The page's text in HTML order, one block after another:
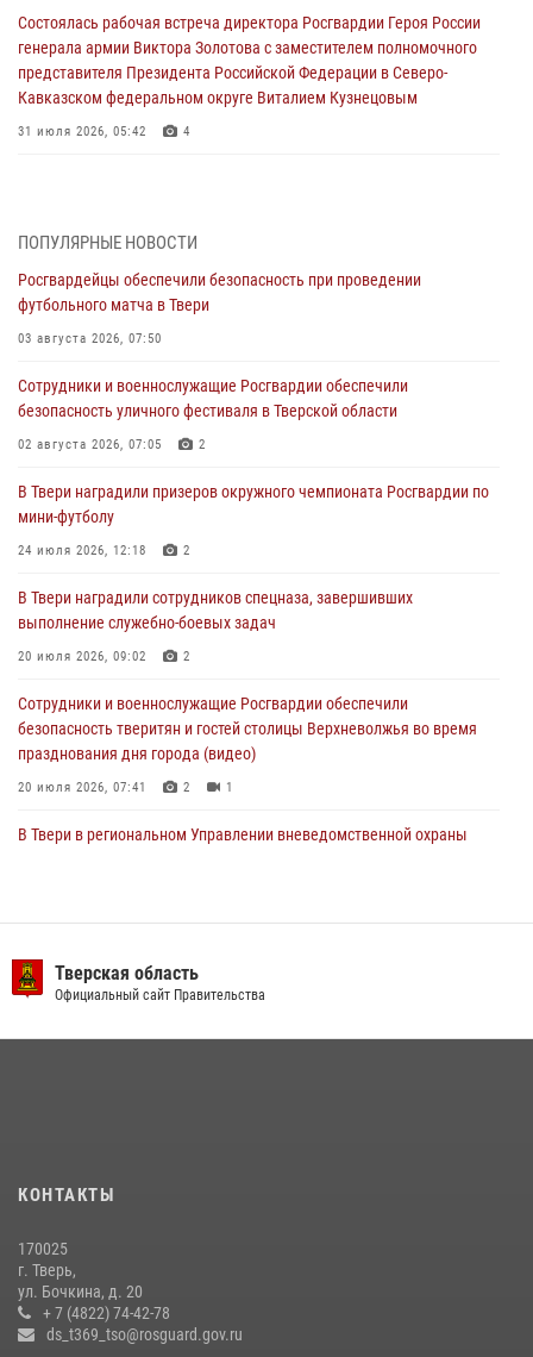
Состоялась рабочая встреча директора Росгвардии Героя России
генерала армии Виктора Золотова с заместителем полномочного
представителя Президента Российской Федерации в Северо-
Кавказском федеральном округе Виталием Кузнецовым
31 июля 2026, 05:42 4
28 июля 2026, 11:30 2
Сотрудники вневедомственной охраны совершили 250 выездов и
пресекли 20 правонарушений за неделю в Тверской области
27 июля 2026, 08:29
В Твери наградили призеров окружного чемпионата Росгвардии по
мини-футболу
24 июля 2026, 12:18 2
Росгвардейцы оказали помощь водителю на дороге в городе Кашин
22 июля 2026, 08:35
Представители Росгвардии провели спортивно — патриотическое
мероприятие для воспитанников летнего лагеря в Тверской области
(видео)
ПОПУЛЯРНЫЕ НОВОСТИ
Росгвардейцы обеспечили безопасность при проведении
футбольного матча в Твери
03 августа 2026, 07:50
Сотрудники и военнослужащие Росгвардии обеспечили
безопасность уличного фестиваля в Тверской области
02 августа 2026, 07:05 2
В Твери наградили призеров окружного чемпионата Росгвардии по
мини-футболу
24 июля 2026, 12:18 2
В Твери наградили сотрудников спецназа, завершивших
выполнение служебно-боевых задач
20 июля 2026, 09:02 2
Сотрудники и военнослужащие Росгвардии обеспечили
безопасность тверитян и гостей столицы Верхневолжья во время
празднования дня города (видео)
20 июля 2026, 07:41 2 1
В Твери в региональном Управлении вневедомственной охраны
10 июля 2026, 08:44 1
(видео)
В Тверской области Росгвардейцы проводят комплексные
проверки детских оздоровительных лагерей
08 июля 2026, 12:16 1
Тверская область
Официальный сайт Правительства
КОНТАКТЫ
170025
г. Тверь,
ул. Бочкина, д. 20
+ 7 (4822) 74-42-78
ds_t369_tso@rosguard.gov.ru